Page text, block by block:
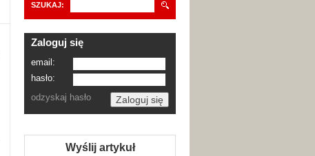
SZUKAJ:
Zaloguj się
email:
hasło:
odzyskaj hasło
Wyślij artykuł